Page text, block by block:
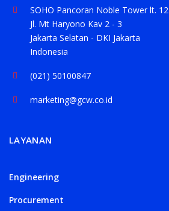
SOHO Pancoran Noble Tower lt. 12
Jl. Mt Haryono Kav 2 - 3
Jakarta Selatan - DKI Jakarta
Indonesia
(021) 50100847
marketing@gcw.co.id
LAYANAN
Engineering
Procurement